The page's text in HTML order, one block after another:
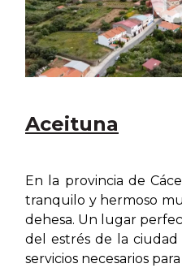
Aceituna
En la provincia de
tranquilo y hermoso
dehesa. Un lugar
del estrés de la
servicios necesarios